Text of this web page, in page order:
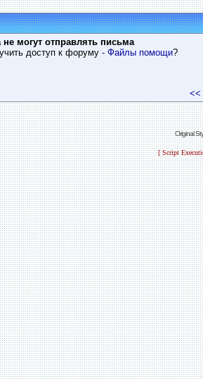
могут отправлять письма
доступ к форуму - Файлы помощи?
<<
Original
[ Script